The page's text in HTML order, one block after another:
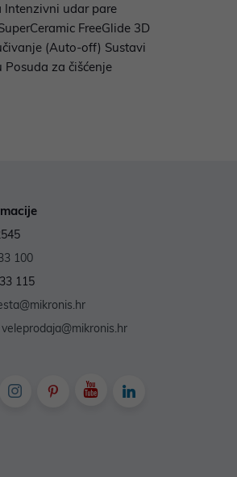
Intenzivni udar pare
FreeGlide 3D
(Auto-off) Sustavi
za čišćenje
100
115
veleprodaja@mikronis.hr